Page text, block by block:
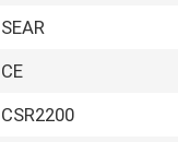
SEAR
CE
CSR2200